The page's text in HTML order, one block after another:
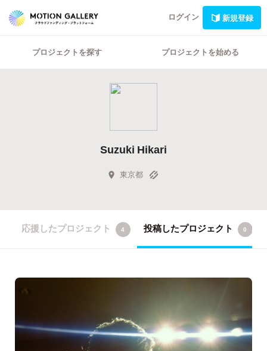
ログイン 新規登録
プロジェクトを探す プロジェクトを始める
Suzuki Hikari
東京都
応援したプロジェクト 4 投稿したプロジェクト 0